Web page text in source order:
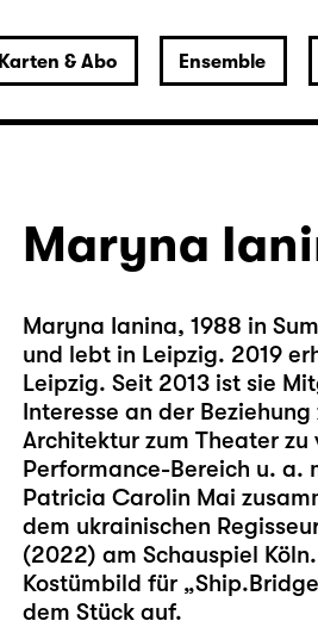
Karten & Abo Ensemble
Maryna
Maryna Ianina, 1988 in
und lebt in Leipzig. 2019
Leipzig. Seit 2013 ist sie
Interesse an der
Architektur zum Theater
Performance-Bereich u. a.
Patricia Carolin Mai
dem ukrainischen
(2022) am Schauspiel
Kostümbild für
dem Stück auf.